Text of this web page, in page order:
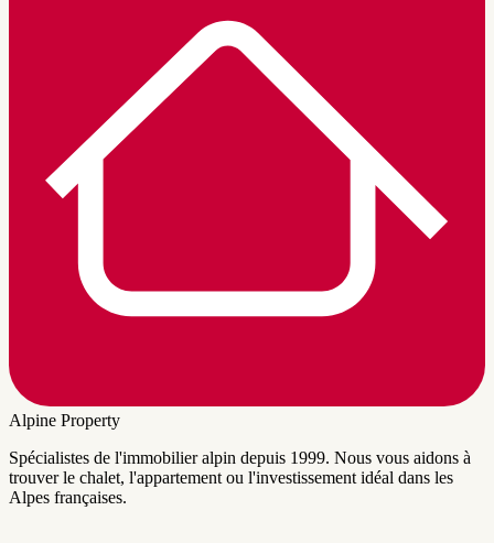
Alpine Property
Spécialistes de l'immobilier alpin depuis 1999. Nous vous aidons à
trouver le chalet, l'appartement ou l'investissement idéal dans les
Alpes françaises.